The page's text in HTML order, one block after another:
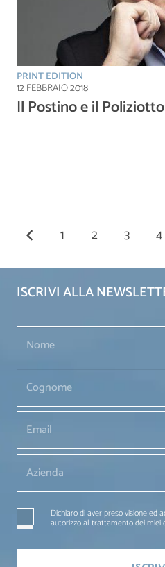
PRINT EDITION
12 FEBBRAIO 2018
Il Postino e il Poliziotto
1 2 3 4
ISCRIVI ALLA
Dichiaro di aver preso visione ed
autorizzo al trattamento dei miei